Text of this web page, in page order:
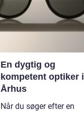
En dygtig og
kompetent optiker i
Århus
Når du søger efter en